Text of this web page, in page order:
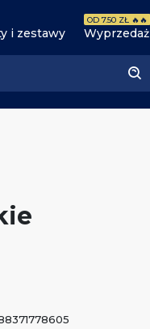
i zestawy Wyprzedaż
OD 7.50 ZŁ 🔥🔥